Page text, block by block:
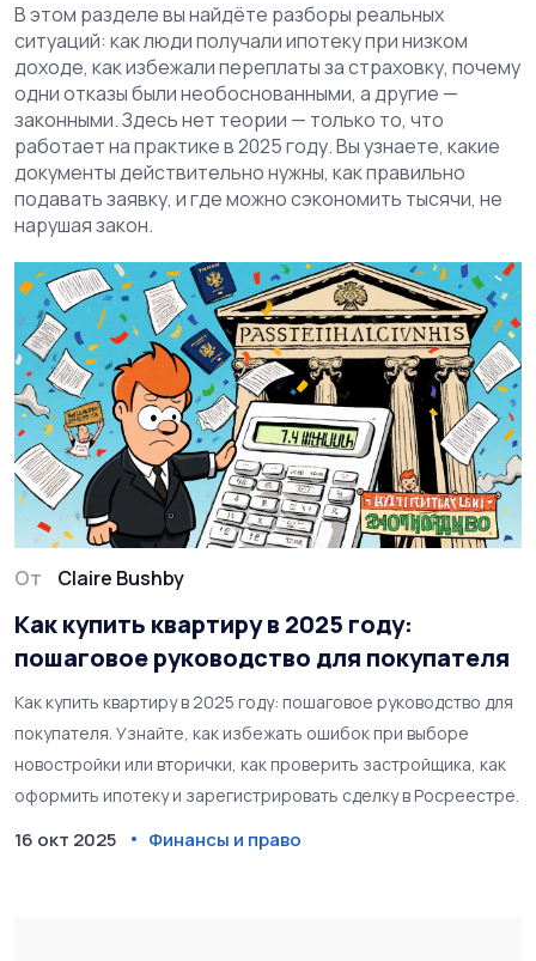
В этом разделе вы найдёте разборы реальных
ситуаций: как люди получали ипотеку при низком
доходе, как избежали переплаты за страховку, почему
одни отказы были необоснованными, а другие —
законными. Здесь нет теории — только то, что
работает на практике в 2025 году. Вы узнаете, какие
документы действительно нужны, как правильно
подавать заявку, и где можно сэкономить тысячи, не
нарушая закон.
От Claire Bushby
Как купить квартиру в 2025 году:
пошаговое руководство для покупателя
Как купить квартиру в 2025 году: пошаговое руководство для
покупателя. Узнайте, как избежать ошибок при выборе
новостройки или вторички, как проверить застройщика, как
оформить ипотеку и зарегистрировать сделку в Росреестре.
16 окт 2025 Финансы и право